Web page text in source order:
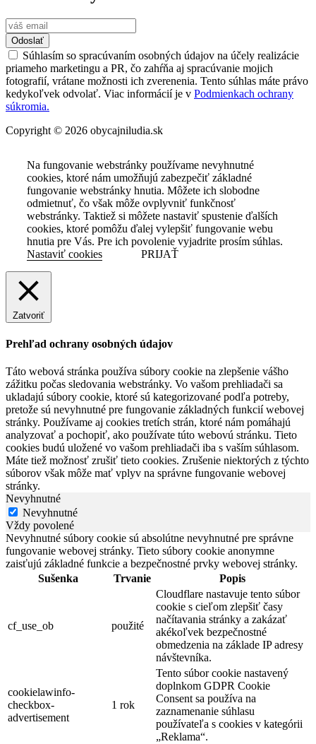
Odoslať
Súhlasím so spracúvaním osobných údajov na účely realizácie
priameho marketingu a PR, čo zahŕňa aj spracúvanie mojich
fotografií, vrátane možnosti ich zverenenia. Tento súhlas máte právo
kedykoľvek odvolať. Viac informácií je v Podmienkach ochrany
súkromia.
Copyright © 2026 obycajniludia.sk
Na fungovanie webstránky používame nevyhnutné
cookies, ktoré nám umožňujú zabezpečiť základné
fungovanie webstránky hnutia. Môžete ich slobodne
odmietnuť, čo však môže ovplyvniť funkčnosť
webstránky. Taktiež si môžete nastaviť spustenie ďalších
cookies, ktoré pomôžu ďalej vylepšiť fungovanie webu
hnutia pre Vás. Pre ich povolenie vyjadrite prosím súhlas.
Nastaviť cookies
PRIJAŤ
Zatvoriť
Prehľad ochrany osobných údajov
Táto webová stránka používa súbory cookie na zlepšenie vášho
zážitku počas sledovania webstránky. Vo vašom prehliadači sa
ukladajú súbory cookie, ktoré sú kategorizované podľa potreby,
pretože sú nevyhnutné pre fungovanie základných funkcií webovej
stránky. Používame aj cookies tretích strán, ktoré nám pomáhajú
analyzovať a pochopiť, ako používate túto webovú stránku. Tieto
cookies budú uložené vo vašom prehliadači iba s vaším súhlasom.
Máte tiež možnosť zrušiť tieto cookies. Zrušenie niektorých z týchto
súborov však môže mať vplyv na správne fungovanie webovej
stránky.
Nevyhnutné
Nevyhnutné
Vždy povolené
Nevyhnutné súbory cookie sú absolútne nevyhnutné pre správne
fungovanie webovej stránky. Tieto súbory cookie anonymne
zaisťujú základné funkcie a bezpečnostné prvky webovej stránky.
Sušenka
Trvanie Popis
cf_use_ob použité
Cloudflare nastavuje tento súbor
cookie s cieľom zlepšiť časy
načítavania stránky a zakázať
akékoľvek bezpečnostné
obmedzenia na základe IP adresy
návštevníka.
cookielawinfo-
checkbox-
advertisement
1 rok
Tento súbor cookie nastavený
doplnkom GDPR Cookie
Consent sa používa na
zaznamenanie súhlasu
používateľa s cookies v kategórii
„Reklama“.